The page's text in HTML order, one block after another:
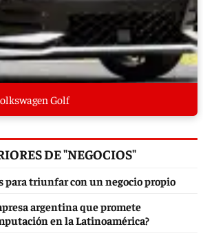
Golf
DE "NEGOCIOS"
para triunfar con un negocio propio
argentina que promete
en la Latinoamérica?